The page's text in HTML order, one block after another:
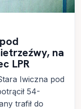
na
LPR
Iwiczna pod
54-
trafił do